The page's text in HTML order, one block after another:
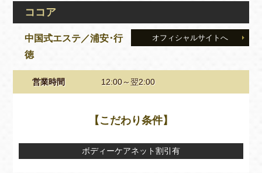
ココア
オフィシャルサイトへ
中国式エステ／浦安･行
徳
営業時間 12:00～翌2:00
【こだわり条件】
ボディーケアネット割引有